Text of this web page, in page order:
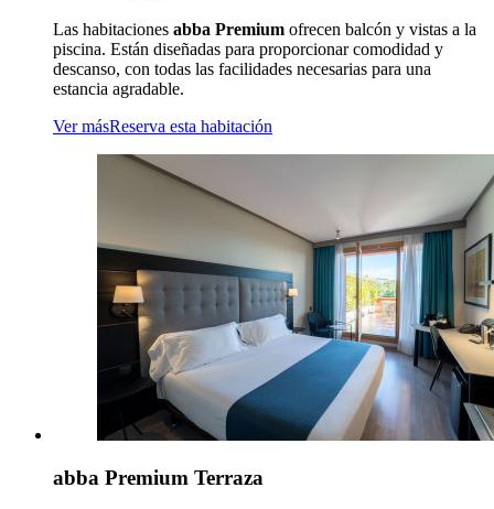
Las habitaciones abba Premium ofrecen balcón y vistas a la
piscina. Están diseñadas para proporcionar comodidad y
descanso, con todas las facilidades necesarias para una
estancia agradable.
Ver másReserva esta habitación
abba Premium Terraza